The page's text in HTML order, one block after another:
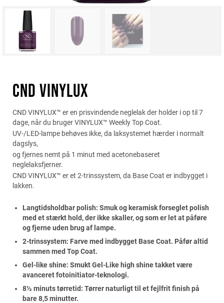
CND VINYLUX
CND VINYLUX™ er en prisvindende neglelak der holder i op til 7
dage, når du bruger VINYLUX™ Weekly Top Coat.
UV-/LED-lampe behøves ikke, da laksystemet hærder i normalt
dagslys,
og fjernes nemt på 1 minut med acetonebaseret
neglelaksfjerner.
CND VINYLUX™ er et 2-trinssystem, da Base Coat er indbygget i
lakken.
Langtidsholdbar polish: Smuk og keramisk forseglet polish
med et stærkt hold, der ikke skaller, og som er let at påføre
og fjerne uden brug af lampe.
2-trinssystem: Farve med indbygget Base Coat. Påfør altid
sammen med Top Coat.
Gel-like shine: Smukt Gel-Like high shine takket være
avanceret fotoinitiator-teknologi.
8½ minuts tørretid: Tørrer naturligt til et fejlfrit finish på
bare 8,5 minutter.